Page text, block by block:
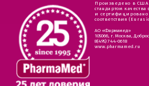
Произведено в США
стандартом
и сертифицировано
соответствия
АО «Фармамед»
105066, г. Москва,
8(495) 744-0618
www.pharmamed.ru